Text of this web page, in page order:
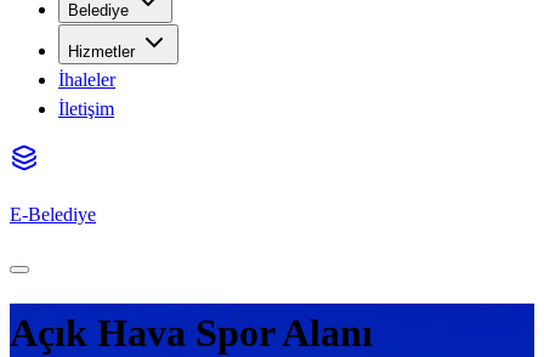
Belediye
Hizmetler
İhaleler
İletişim
E-Belediye
Açık Hava Spor Alanı